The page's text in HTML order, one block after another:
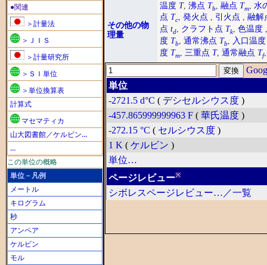
●関連
＞計量法
＞ＪＩＳ
＞計量研究所
＞ＳＩ単位
＞単位換算表
計算式
マセマティカ
山大図書館／ケルビン…
…
この単位の概略
単位－凡例
メートル
キログラム
秒
アンペア
ケルビン
モル
その他の物
理量
温度 T, 沸点 Tb 融点 Tm
水
点 Tc, 発火点 , 引火点 , 融解
点 td, クラフト点 Tk, 色温度
度 Tb 通常沸点 Tb
入口温度
度 Tm 三重点 T, 通常融点 Tf
単位
-2721.5 d°C ( デシセルシウス度 )
-457.865999999963 F ( 華氏温度 )
-272.15 °C ( セルシウス度 )
1 K ( ケルビン )
単位…
ページレビュー※
シボレスページレビュー…／一覧